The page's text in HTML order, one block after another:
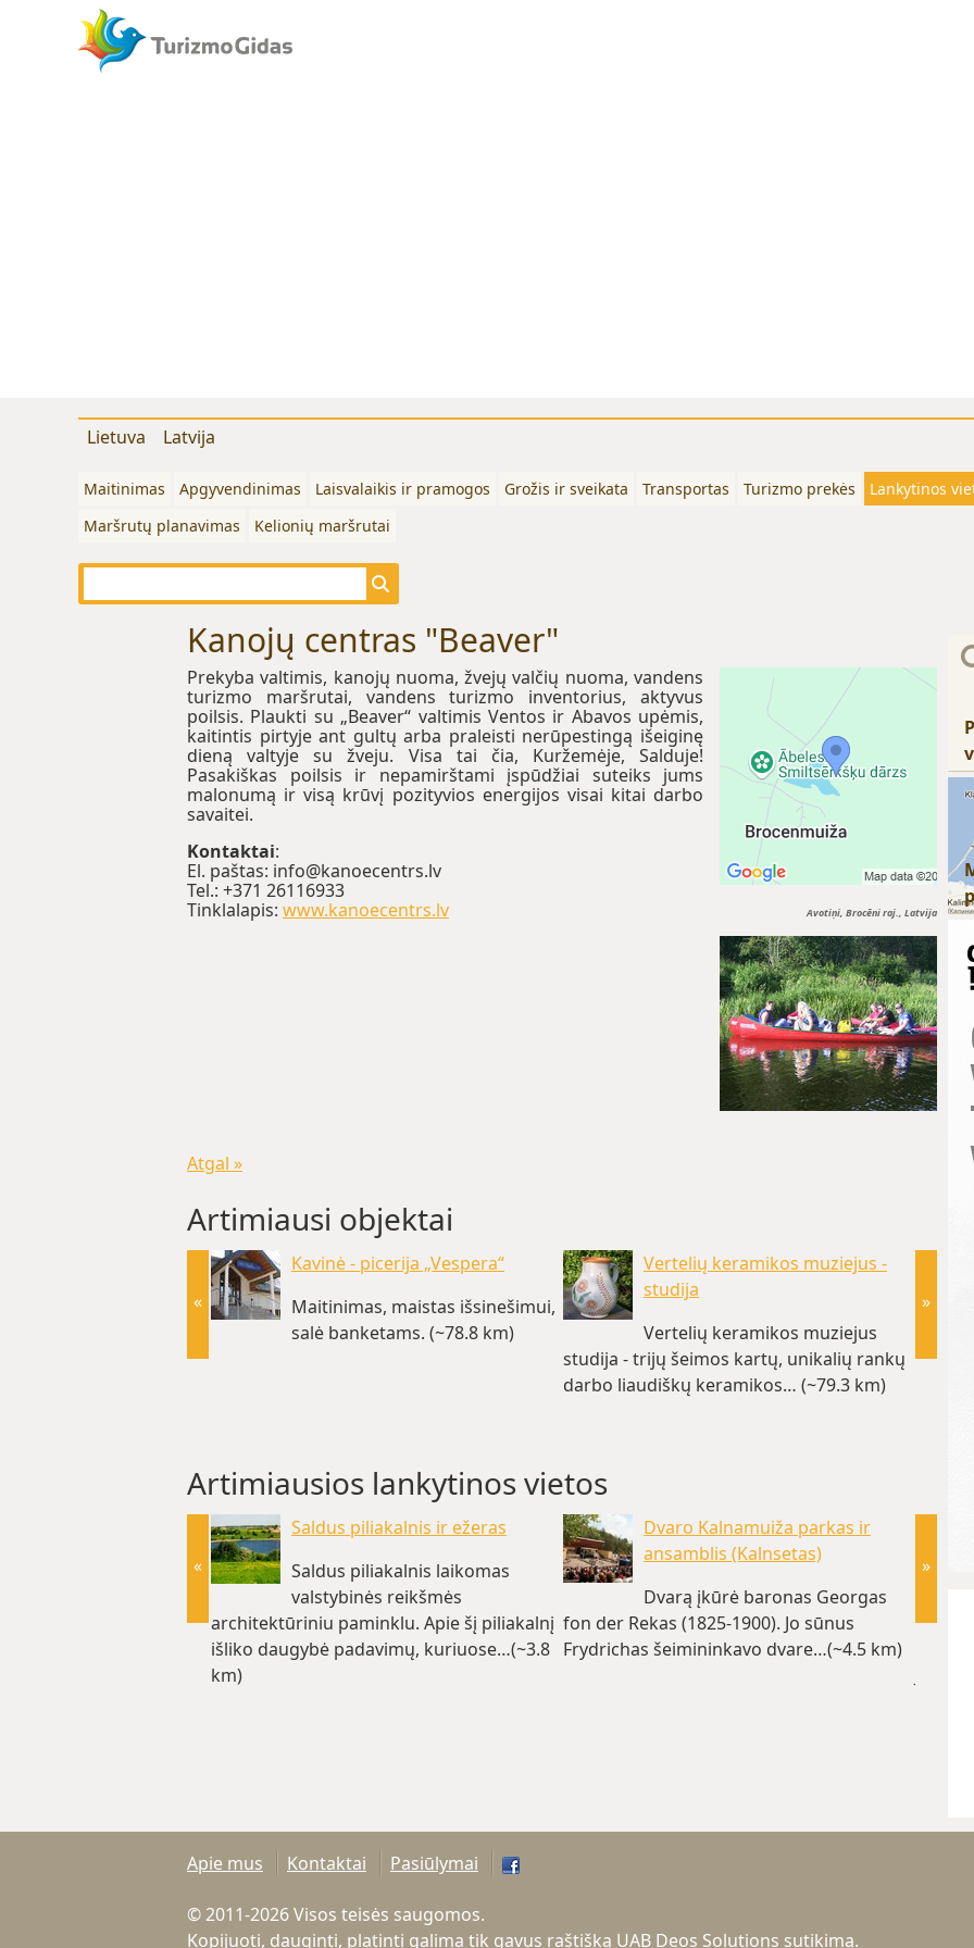
Lietuva Latvija
Maitinimas Apgyvendinimas Laisvalaikis ir pramogos Grožis ir sveikata Transportas Turizmo prekės Lankytinos
Maršrutų planavimas
Kelionių maršrutai
Kanojų centras "Beaver"
Avotiņi, Brocēni raj., Latvija
Prekyba valtimis, kanojų nuoma, žvejų valčių nuoma, vandens
turizmo maršrutai, vandens turizmo inventorius, aktyvus
poilsis. Plaukti su „Beaver“ valtimis Ventos ir Abavos upėmis,
kaitintis pirtyje ant gultų arba praleisti nerūpestingą išeiginę
dieną valtyje su žveju. Visa tai čia, Kuržemėje, Salduje!
Pasakiškas poilsis ir nepamirštami įspūdžiai suteiks jums
malonumą ir visą krūvį pozityvios energijos visai kitai darbo
savaitei.
Kontaktai:
El. paštas: info@kanoecentrs.lv
Tel.: +371 26116933
Tinklalapis: www.kanoecentrs.lv
Atgal »
Artimiausi objektai
Kavinė - picerija „Vespera“
Maitinimas, maistas išsinešimui,
salė banketams. (~78.8 km)
Vertelių keramikos muziejus -
studija
Vertelių keramikos muziejus
studija - trijų šeimos kartų, unikalių rankų
darbo liaudiškų keramikos… (~79.3 km)
»
«
Artimiausios lankytinos vietos
Saldus piliakalnis ir ežeras
Saldus piliakalnis laikomas
valstybinės reikšmės
architektūriniu paminklu. Apie šį piliakalnį
išliko daugybė padavimų, kuriuose…(~3.8
km)
Dvaro Kalnamuiža parkas ir
ansamblis (Kalnsetas)
Dvarą įkūrė baronas Georgas
fon der Rekas (1825-1900). Jo sūnus
Frydrichas šeimininkavo dvare…(~4.5 km)
»
«
Apie mus Kontaktai Pasiūlymai
© 2011-2026 Visos teisės saugomos.
Kopijuoti, dauginti, platinti galima tik gavus raštišką UAB Deos Solutions sutikimą.